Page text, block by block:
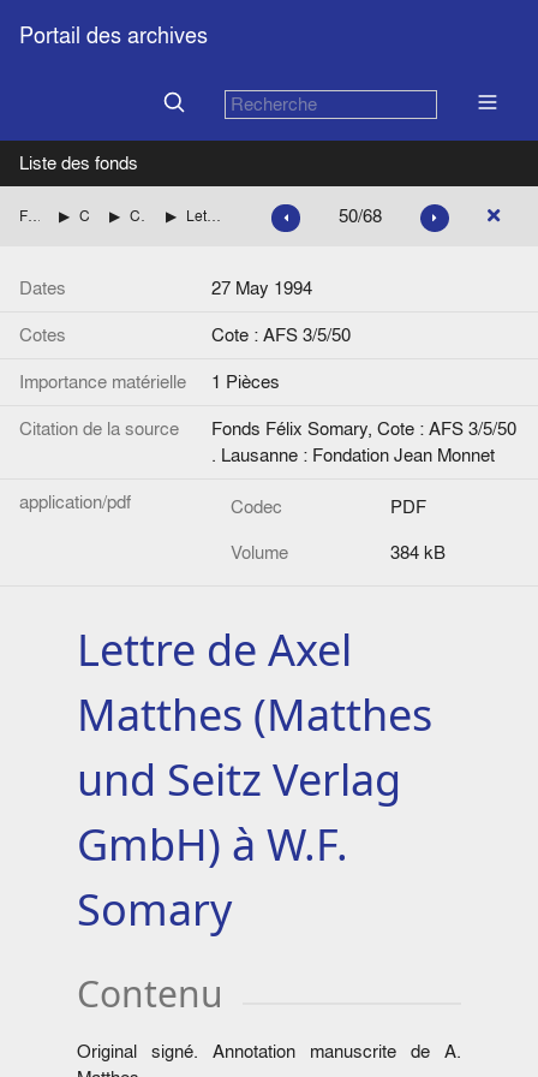
Portail des archives
Liste des fonds
Fonds Félix Somary Correspondance de Wolfgang F. Somary Lettre de Axel Matthes (Matthes und Seitz Verlag GmbH) à W.F. Somary 50/68
Dates
27 May 1994
Cotes
Cote : AFS 3/5/50
Importance matérielle
1 Pièces
Citation de la source
Fonds Félix Somary, Cote : AFS 3/5/50
. Lausanne : Fondation Jean Monnet
application/pdf
Codec
PDF
Volume
384 kB
Lettre de Axel
Matthes (Matthes
und Seitz Verlag
GmbH) à W.F.
Somary
Contenu
Original signé. Annotation manuscrite de A.